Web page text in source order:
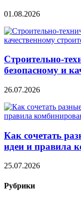
01.08.2026
безопасному и
26.07.2026
Как сочетать
идеи и правила
25.07.2026
Рубрики